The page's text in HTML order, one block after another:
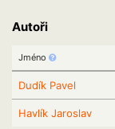
Autoři
Jméno
Dudík Pavel
Havlík Jaroslav